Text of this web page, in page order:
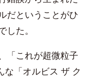
だということがひ
た。
「これが超微粒子
「オルビス ザ ク